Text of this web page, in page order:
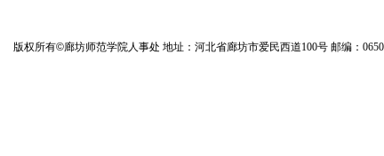
版权所有©廊坊师范学院人事处 地址：河北省廊坊市爱民西道100号 邮编：